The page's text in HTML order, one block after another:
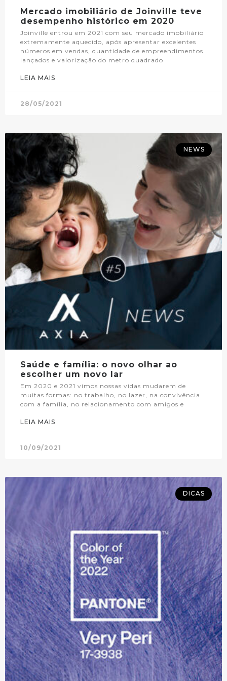
Mercado imobiliário de Joinville teve
desempenho histórico em 2020
Joinville entrou em 2021 com seu mercado imobiliário
extremamente aquecido, após apresentar excelentes
números em vendas, quantidade de empreendimentos
lançados e valorização do metro quadrado
LEIA MAIS
28/05/2021
NEWS
Saúde e família: o novo olhar ao
escolher um novo lar
Em 2020 e 2021 vimos nossas vidas mudarem de
muitas formas: no trabalho, no lazer, na convivência
com a família, no relacionamento com amigos e
LEIA MAIS
10/09/2021
DICAS